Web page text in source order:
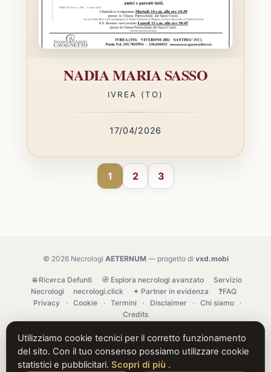
NADIA MARIA SASSO
IVREA (TO)
17/04/2026
1 2 3
© 2026 Necrologi AETERNUM— progetto di vxd.mobi
🌐 Ricerca Defunti 🧭 Esplora necrologi avanzato
Servizio
Necrologi
necrologi.click ✦ Partner in evidenza
❓FAQ
Privacy
· Cookie · Termini · Disclaimer · Chi siamo
·
Credits
Utilizziamo cookie tecnici per il corretto funzionamento
del sito. Con il tuo consenso possiamo utilizzare cookie
statistici e pubblicitari. Scopri di più .